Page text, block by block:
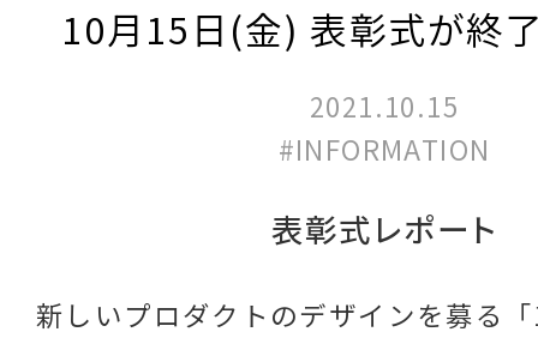
10月15日(金) 表彰式が終了
2021.10.15
#INFORMATION
表彰式レポート
新しいプロダクトのデザインを募る